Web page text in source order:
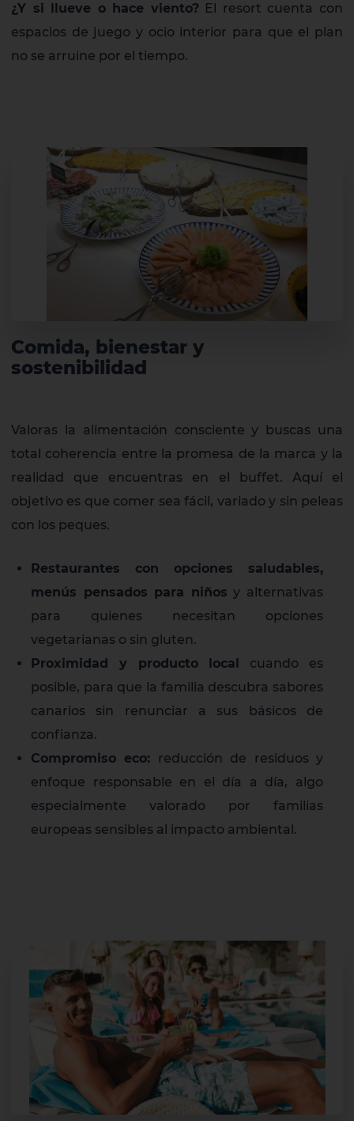
¿Y si llueve o hace viento? El resort cuenta con
espacios de juego y ocio interior para que el plan
no se arruine por el tiempo.
Comida, bienestar y
sostenibilidad
Valoras la alimentación consciente y buscas una
total coherencia entre la promesa de la marca y la
realidad que encuentras en el buffet. Aquí el
objetivo es que comer sea fácil, variado y sin peleas
con los peques.
Restaurantes con opciones saludables,
menús pensados para niños y alternativas
para quienes necesitan opciones
vegetarianas o sin gluten.
Proximidad y producto local cuando es
posible, para que la familia descubra sabores
canarios sin renunciar a sus básicos de
confianza.
Compromiso eco: reducción de residuos y
enfoque responsable en el día a día, algo
especialmente valorado por familias
europeas sensibles al impacto ambiental.